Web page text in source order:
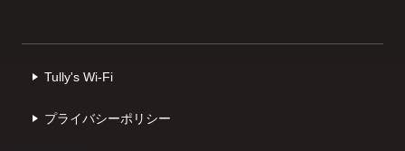
Tully's Wi-Fi
プライバシーポリシー